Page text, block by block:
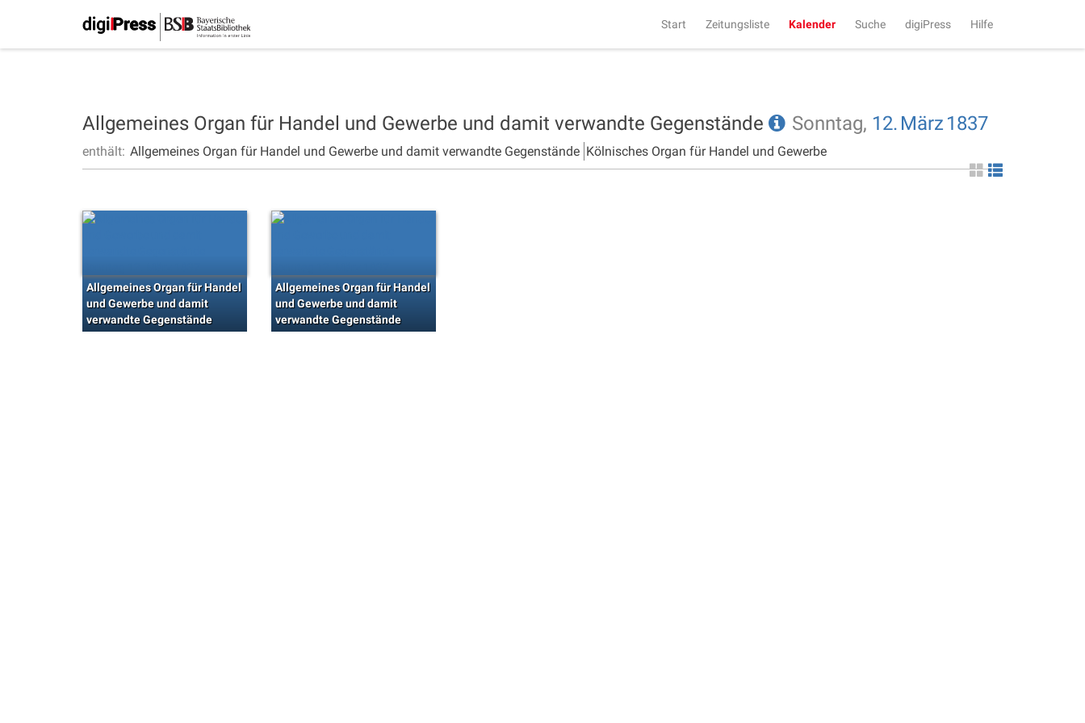
Start Zeitungsliste Kalender Suche digiPress Hilfe
Allgemeines Organ für Handel und Gewerbe und damit verwandte Gegenstände Sonntag, 12. März 1837
enthält: Allgemeines Organ für Handel und Gewerbe und damit verwandte Gegenstände Kölnisches Organ für Handel und Gewerbe
Allgemeines Organ für Handel
und Gewerbe und damit
verwandte Gegenstände
Allgemeines Organ für Handel
und Gewerbe und damit
verwandte Gegenstände